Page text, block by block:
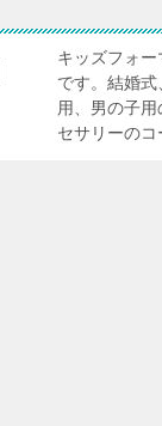
キッズフォ
です。結婚
用、男の子
セサリーの